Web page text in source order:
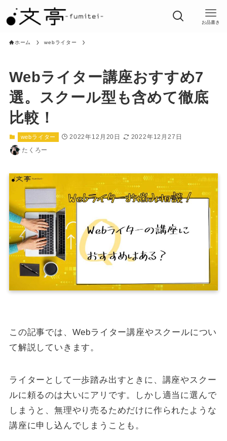
お品書き
ホーム webライター
Webライター講座おすすめ7
選。スクール型も含めて徹底
比較！
webライター 2022年12月20日
2022年12月27日
たくろー
この記事では、Webライター講座やスクールについ
て解説していきます。
ライターとして一歩踏み出すときに、講座やスクー
ルに頼るのは大いにアリです。しかし適当に選んで
しまうと、無理やり売るためだけに作られたような
講座に申し込んでしまうことも。